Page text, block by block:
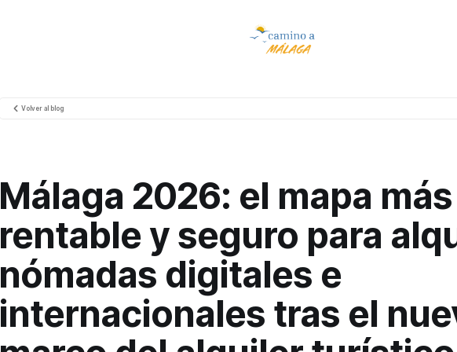
Volver al blog
Málaga 2026: el mapa más
rentable y seguro para
nómadas digitales e
internacionales tras el